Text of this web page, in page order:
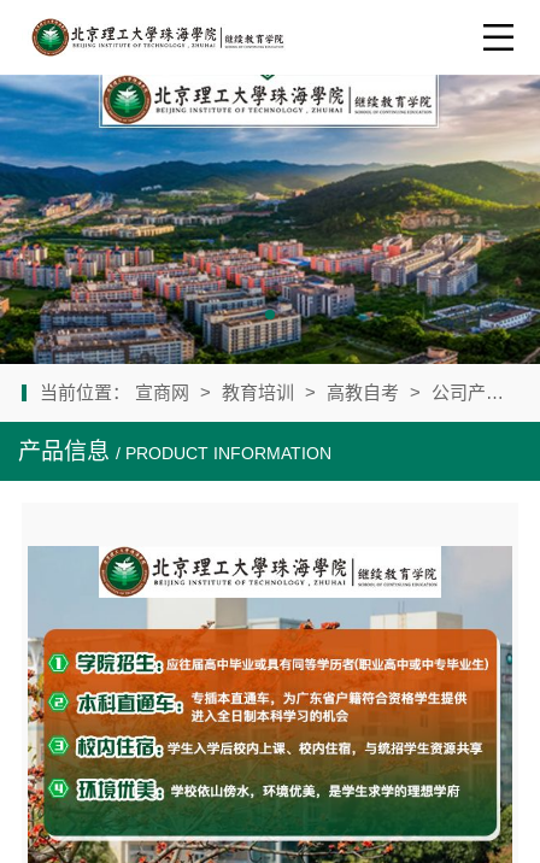
当前位置： 宣商网 > 教育培训 > 高教自考 > 公司产品
产品信息 / PRODUCT INFORMATION